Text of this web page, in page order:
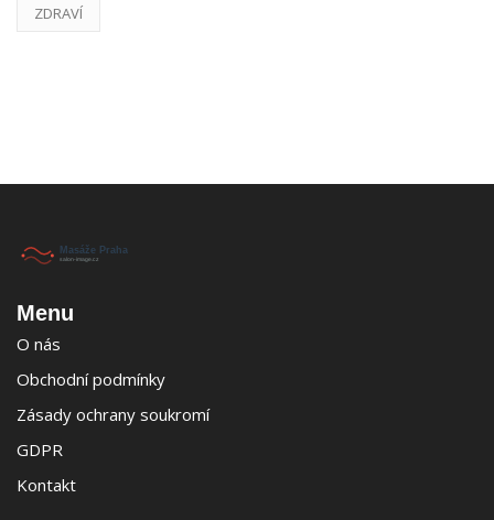
ZDRAVÍ
Menu
O nás
Obchodní podmínky
Zásady ochrany soukromí
GDPR
Kontakt